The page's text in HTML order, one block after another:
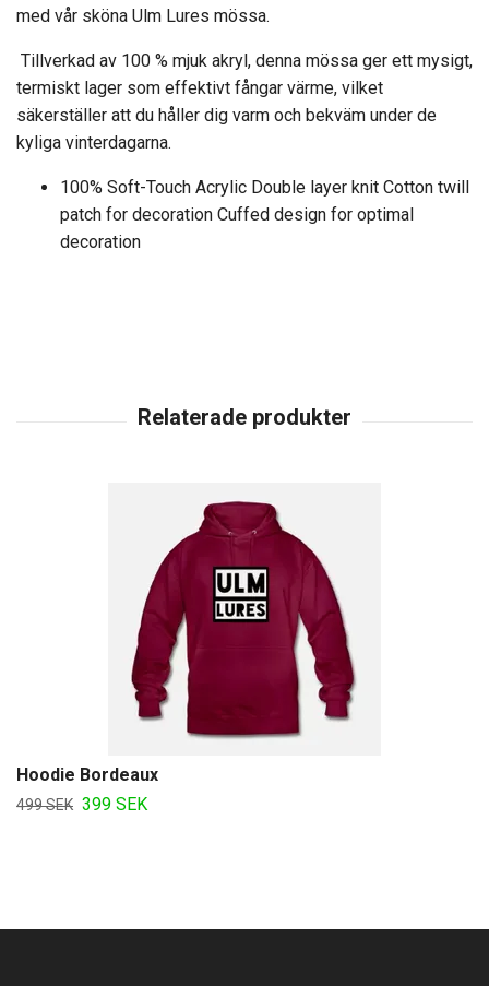
med vår sköna Ulm Lures mössa.
Tillverkad av 100 % mjuk akryl, denna mössa ger ett mysigt,
termiskt lager som effektivt fångar värme, vilket
säkerställer att du håller dig varm och bekväm under de
kyliga vinterdagarna.
100% Soft-Touch Acrylic Double layer knit Cotton twill
patch for decoration Cuffed design for optimal
decoration
Hoodie Bordeaux
499 SEK 399 SEK